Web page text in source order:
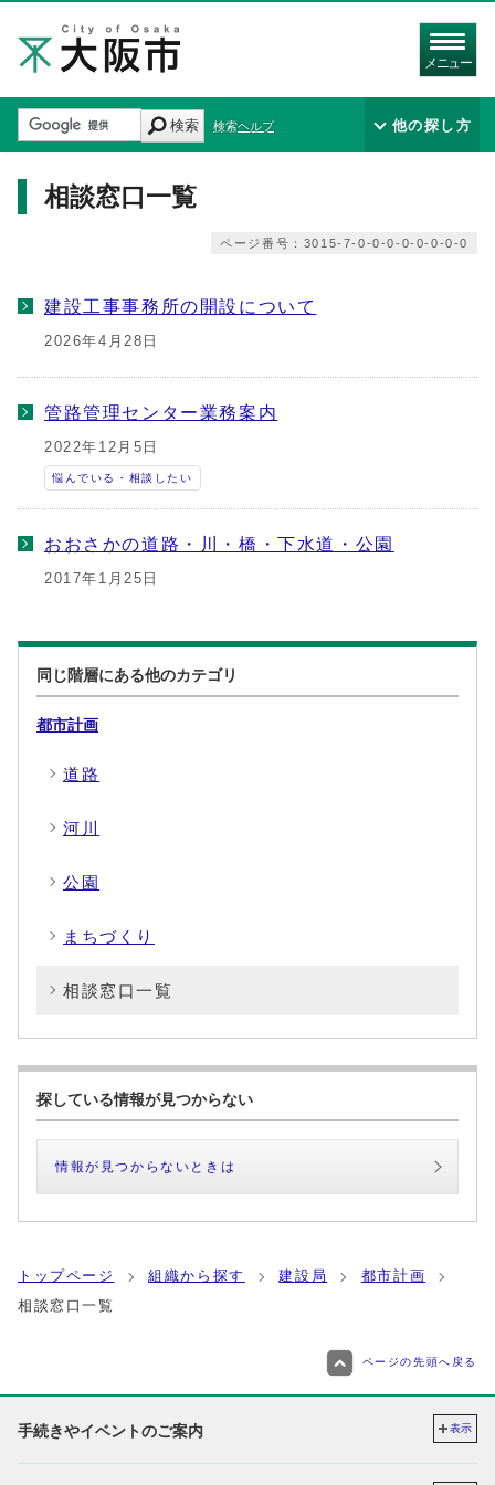
メニュー
検索 検索ヘルプ 他の探し方
相談窓口一覧
ページ番号：3015-7-0-0-0-0-0-0-0-0
建設工事事務所の開設について
2026年4月28日
管路管理センター業務案内
2022年12月5日
悩んでいる・相談したい
おおさかの道路・川・橋・下水道・公園
2017年1月25日
同じ階層にある他のカテゴリ
都市計画
道路
河川
公園
まちづくり
相談窓口一覧
探している情報が見つからない
情報が見つからないときは
トップページ 組織から探す 建設局
都市計画
相談窓口一覧
ページの先頭へ戻る
手続きやイベントのご案内 表示